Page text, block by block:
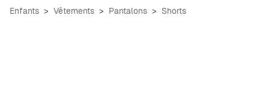
Enfants Vêtements Pantalons Shorts